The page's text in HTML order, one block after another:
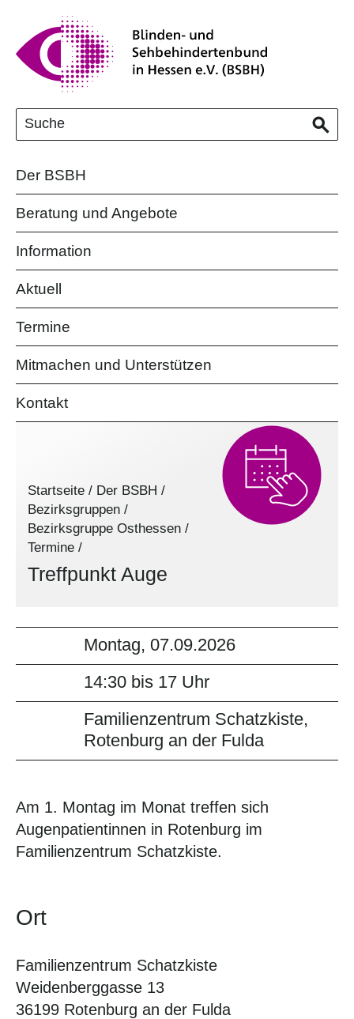
Der BSBH
Beratung und Angebote
Information
Aktuell
Termine
Mitmachen und Unterstützen
Kontakt
Startseite / Der BSBH /
Bezirksgruppen /
Bezirksgruppe Osthessen /
Termine /
Treffpunkt Auge
Montag, 07.09.2026
14:30 bis 17 Uhr
Familienzentrum Schatzkiste,
Rotenburg an der Fulda
Am 1. Montag im Monat treffen sich
Augenpatientinnen in Rotenburg im
Familienzentrum Schatzkiste.
Ort
Familienzentrum Schatzkiste
Weidenberggasse 13
36199 Rotenburg an der Fulda